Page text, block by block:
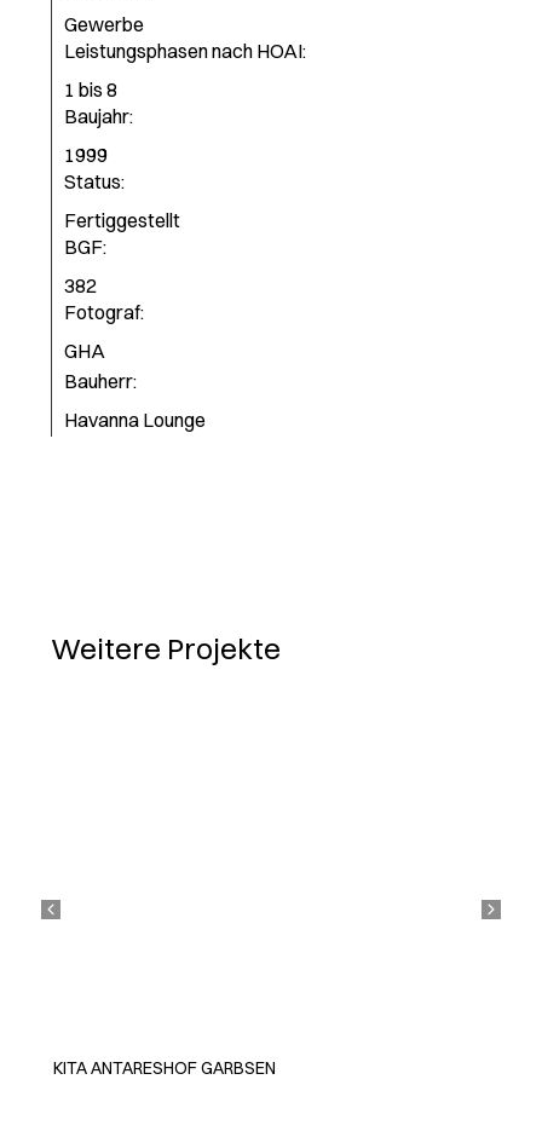
Gewerbe
Leistungsphasen nach HOAI:
1 bis 8
Baujahr:
1999
Status:
Fertiggestellt
BGF:
382
Fotograf:
GHA
Bauherr:
Havanna Lounge
Weitere Projekte
KITA ANTARESHOF GARBSEN